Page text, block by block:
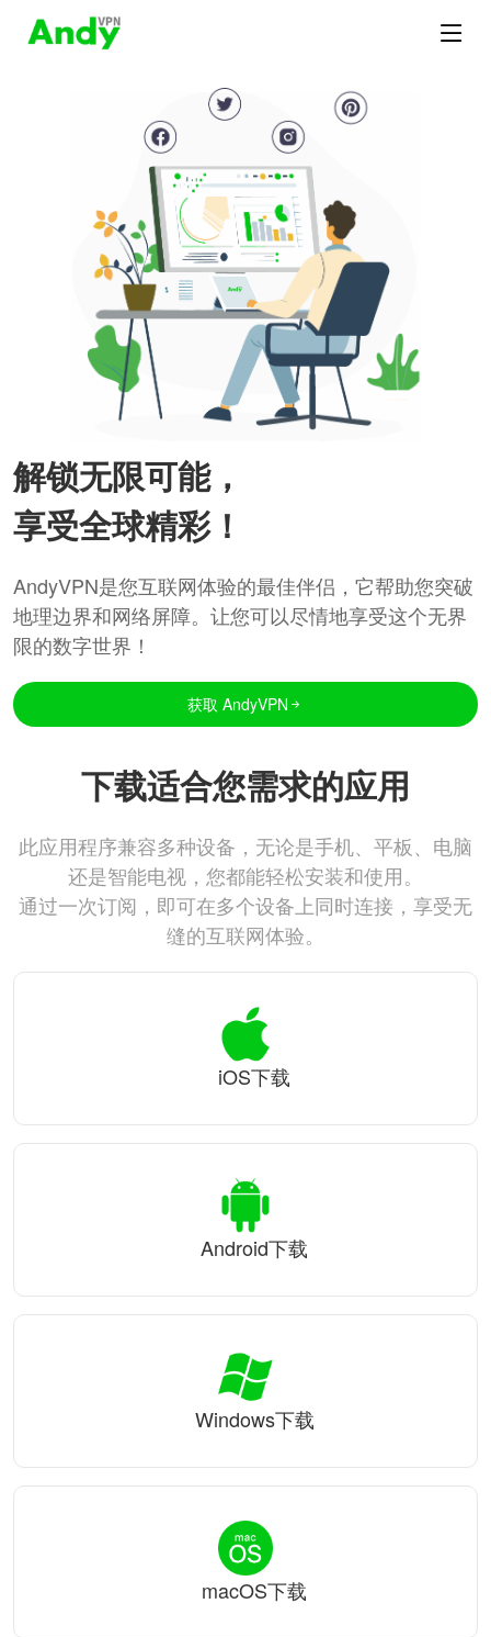
解锁无限可能，
享受全球精彩！
AndyVPN是您互联网体验的最佳伴侣，它帮助您突破
地理边界和网络屏障。让您可以尽情地享受这个无界
限的数字世界！
获取 AndyVPN
下载适合您需求的应用
此应用程序兼容多种设备，无论是手机、平板、电脑
还是智能电视，您都能轻松安装和使用。
通过一次订阅，即可在多个设备上同时连接，享受无
缝的互联网体验。
iOS下载
Android下载
Windows下载
macOS下载